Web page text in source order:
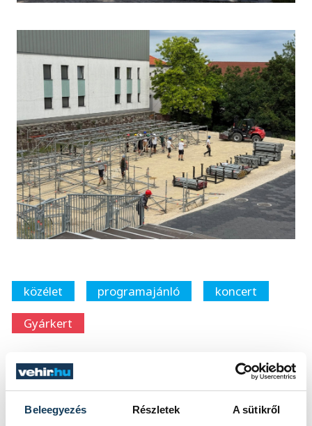
Beleegyezés Részletek A sütikről
közélet programajánló
koncert
Gyárkert